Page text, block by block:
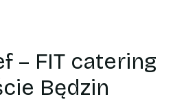
– FIT catering
Będzin